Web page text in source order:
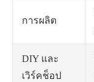
การผลิต
DIY และ
เวิร์คช็อป